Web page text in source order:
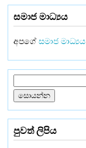
සමාජ මාධ්‍යය
අපගේසමාජ
පුවත් ලිපිය